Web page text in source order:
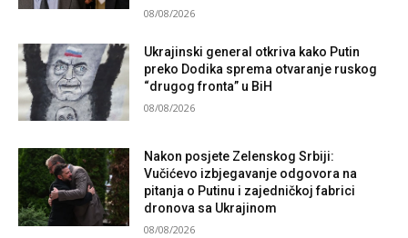
08/08/2026
Ukrajinski general otkriva kako Putin
preko Dodika sprema otvaranje ruskog
“drugog fronta” u BiH
08/08/2026
Nakon posjete Zelenskog Srbiji:
Vučićevo izbjegavanje odgovora na
pitanja o Putinu i zajedničkoj fabrici
dronova sa Ukrajinom
08/08/2026